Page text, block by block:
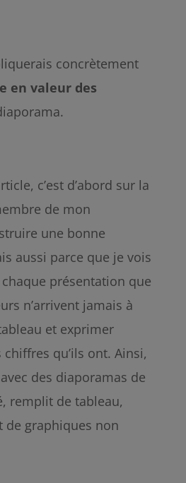
concrètement
en valeur des
c’est d’abord sur la
de mon
une bonne
aussi parce que je vois
présentation que
n’arrivent jamais à
et exprimer
qu’ils ont. Ainsi,
des diaporamas de
remplit de tableau,
de graphiques non